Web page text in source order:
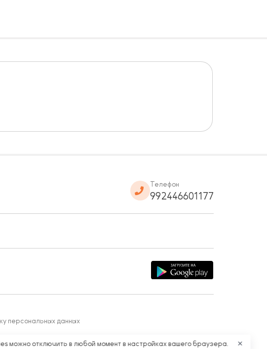
Телефон
992446601177
персональных данных
можно отключить в любой момент в настройках вашего браузера. ✕